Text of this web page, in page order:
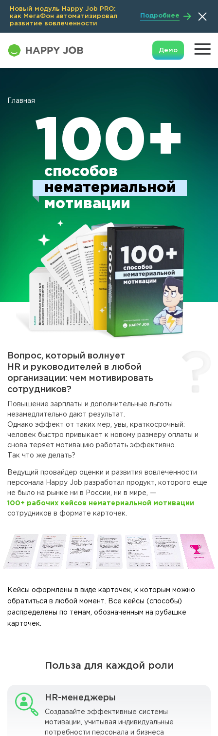
Новый модуль Happy Job PRO:
как МегаФон автоматизировал
развитие вовлеченности
Подробнее
Демо
Главная
100+
способов
нематериальной
мотивации
Вопрос, который волнует
HR и руководителей в любой
организации: чем мотивировать
сотрудников?
Повышение зарплаты и дополнительные льготы
незамедлительно дают результат.
Однако эффект от таких мер, увы, краткосрочный:
человек быстро привыкает к новому размеру оплаты и
снова теряет мотивацию работать эффективно.
Так что же делать?
Ведущий провайдер оценки и развития вовлеченности
персонала Happy Job разработал продукт, которого еще
не было на рынке ни в России, ни в мире, —
100+ рабочих кейсов нематериальной мотивации
сотрудников в формате карточек.
Кейсы оформлены в виде карточек, к которым можно
обратиться в любой момент. Все кейсы (способы)
распределены по темам, обозначенным на рубашке
карточек.
Польза для каждой роли
HR-менеджеры
Создавайте эффективные системы
мотивации, учитывая индивидуальные
потребности персонала и бизнеса